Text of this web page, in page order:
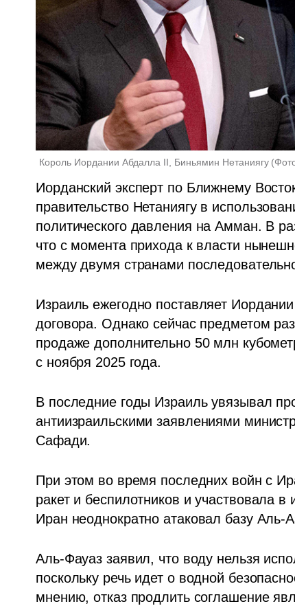
Король Иордании Абдалла II, Биньямин Нетаниягу (
Иорданский эксперт по Ближнему
правительство Нетаниягу в
политического давления на Амман. В
что с момента прихода к власти
между двумя странами
Израиль ежегодно поставляет
договора. Однако сейчас предметом
продаже дополнительно 50 млн
с ноября 2025 года.
В последние годы Израиль увязывал
антиизраильскими заявлениями
Сафади.
При этом во время последних войн с
ракет и беспилотников и участвовала
Иран неоднократно атаковал базу
Аль-Фауаз заявил, что воду нельзя
поскольку речь идет о водной
мнению, отказ продлить соглашение